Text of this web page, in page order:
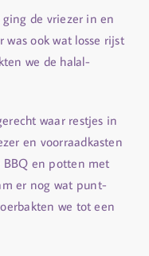
ging de vriezer in en
was ook wat losse rijst
we de halal-
waar restjes in
en voorraadkasten
en potten met
er nog wat punt-
we tot een